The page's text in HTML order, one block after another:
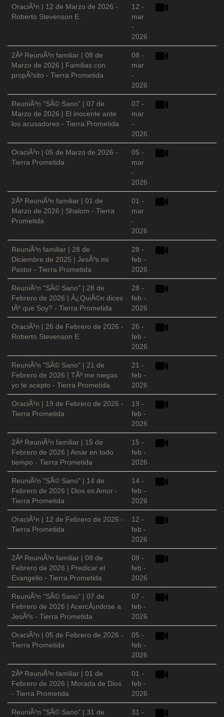
OraciÃ³n | 12 de Marzo de 2026 -
Roberto Stevenson E.
12 -
mar
-
2026
2Âª ReuniÃ³n familiar | 08 de
Marzo de 2026 | Familias con
propÃ³sito - Tierra Prometida
08 -
mar
-
2026
ReuniÃ³n "SÃ© Sano" | 07 de
Marzo de 2026 | El inocente ante
los acusadores - Tierra Prometida
07 -
mar
-
2026
OraciÃ³n | 05 de Marzo de 2026 -
Tierra Prometida
05 -
mar
-
2026
2Âª ReuniÃ³n familiar | 01 de
Marzo de 2026 | Shalom - Tierra
Prometida
01 -
mar
-
2026
ReuniÃ³n familiar | 28 de
Diciembre de 2025 | JesÃºs mi
Pastor - Tierra Prometida
28 -
feb -
2026
ReuniÃ³n "SÃ© Sano" | 28 de
Febrero de 2026 | Â¿QuiÃ©n dices
tÃº que Soy? - Tierra Prometida
28 -
feb -
2026
OraciÃ³n | 26 de Febrero de 2026 -
Roberto Stevenson E.
26 -
feb -
2026
ReuniÃ³n "SÃ© Sano" | 21 de
Febrero de 2026 | TÃº me niegas
yo te acepto - Tierra Prometida
21 -
feb -
2026
OraciÃ³n | 19 de Febrero de 2026 -
Tierra Prometida
19 -
feb -
2026
2Âª ReuniÃ³n familiar | 15 de
Febrero de 2026 | Amar en todo
tiempo - Tierra Prometida
15 -
feb -
2026
ReuniÃ³n "SÃ© Sano" | 14 de
Febrero de 2026 | Dios es Amor -
Tierra Prometida
14 -
feb -
2026
OraciÃ³n | 12 de Febrero de 2026 -
Tierra Prometida
12 -
feb -
2026
2Âª ReuniÃ³n familiar | 08 de
Febrero de 2026 | Predicar el
Evangelio - Tierra Prometida
08 -
feb -
2026
ReuniÃ³n "SÃ© Sano" | 07 de
Febrero de 2026 | AcercÃ¡ndose a
JesÃºs - Tierra Prometida
07 -
feb -
2026
OraciÃ³n | 05 de Febrero de 2026 -
Tierra Prometida
05 -
feb -
2026
2Âª ReuniÃ³n familiar | 01 de
Febrero de 2026 | Morada de Dios
- Tierra Prometida
01 -
feb -
2026
ReuniÃ³n "SÃ© Sano" | 31 de
31 -